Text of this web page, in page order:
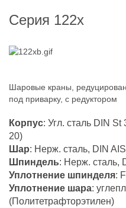
Серия 122х
Шаровые краны,
под приварку, с редуктором
Корпус: Угл. сталь DIN
20)
Шар: Нерж. сталь, DIN
Шпиндель: Нерж. сталь,
Уплотнение шпинделя:
Уплотнение шара:
(Политетрафторэтилен)